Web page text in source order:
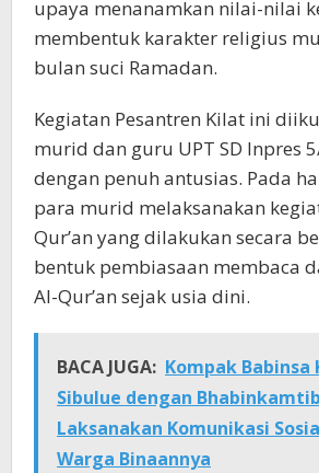
upaya menanamkan nilai-nilai
membentuk karakter religius
bulan suci Ramadan.
Kegiatan Pesantren Kilat ini
murid dan guru UPT SD Inpres
dengan penuh antusias. Pada
para murid melaksanakan
Qur’an yang dilakukan secara
bentuk pembiasaan membaca
Al-Qur’an sejak usia dini.
BACA JUGA: Kompak Babinsa
Sibulue dengan
Laksanakan Komunikasi
Warga Binaannya